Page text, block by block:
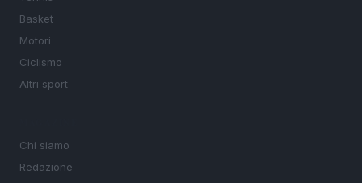
Basket
Motori
Ciclismo
Altri sport
Chi siamo
Redazione